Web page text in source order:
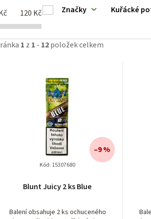
1 z 1 - 12položek celkem
120 Kč Značky Kuřácké
Blunt Juicy 2 ks Blue
Balení obsahuje 2 ks ochuceného
–9 %
Kód: 15307680